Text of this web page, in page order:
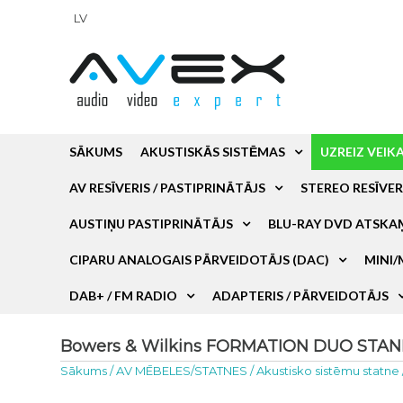
LV
SĀKUMS AKUSTISKĀS SISTĒMAS UZREIZ
AV RESĪVERIS / PASTIPRINĀTĀJS STEREO
AUSTIŅU PASTIPRINĀTĀJS BLU-RAY DVD
CIPARU ANALOGAIS PĀRVEIDOTĀJS (DAC) MINI/
DAB+ / FM RADIO ADAPTERIS / PĀRVEIDOTĀJS
Bowers & Wilkins FORMATION DUO
Sākums/AV MĒBELES/STATNES /Akustisko sistēmu statne